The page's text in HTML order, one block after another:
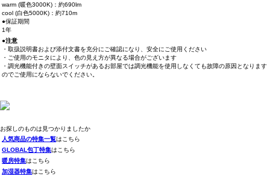
warm (暖色3000K)：約690lm
cool (白色5000K)：約710m
●保証期間
1年
●注意
・取扱説明書および添付文書を充分にご確認になり、安全にご使用ください
・ご使用のモニタにより、色の見え方が異なる場合がございます
・調光機能付きの壁面スイッチがあるお部屋では調光機能を使用しなくても故障の原因となります
のでご使用にならないでください。
お探しのものは見つかりましたか
人気商品の特集一覧はこちら
GLOBAL包丁特集はこちら
暖房特集はこちら
加湿器特集はこちら